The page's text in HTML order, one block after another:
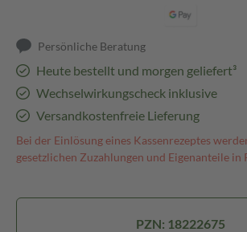
Persönliche Beratung
Heute bestellt und morgen geliefert³
Wechselwirkungscheck inklusive
Versandkostenfreie Lieferung
Bei der Einlösung eines Kassenrezeptes
gesetzlichen Zuzahlungen und Eigenanteile in
PZN: 18222675